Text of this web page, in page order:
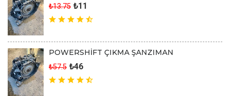
₺13.75 ₺11
POWERSHİFT ÇIKMA ŞANZIMAN
₺57.5 ₺46